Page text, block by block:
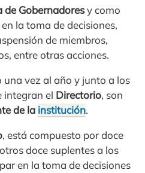
de Gobernadoresy como
la toma de decisiones,
de miembros,
entre otras acciones.
una vez al año y junto a los
integran el Directorio, son
de la institución.
, está compuesto por doce
doce suplentes a los
en la toma de decisiones